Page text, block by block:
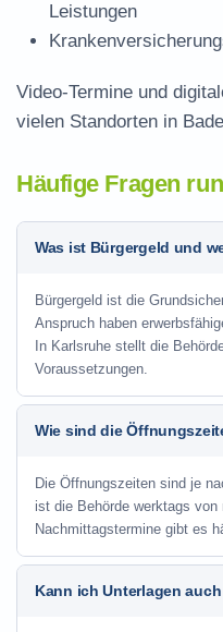
Leistungen
Video-Termine und
vielen Standorten in
Häufige Fragen
Was ist Bürgergeld und
Bürgergeld ist die
Anspruch haben
In Karlsruhe stellt die
Voraussetzungen.
Wie sind die
Die Öffnungszeiten sind je
ist die Behörde werktags
Nachmittagstermine gibt es
Kann ich Unterlagen